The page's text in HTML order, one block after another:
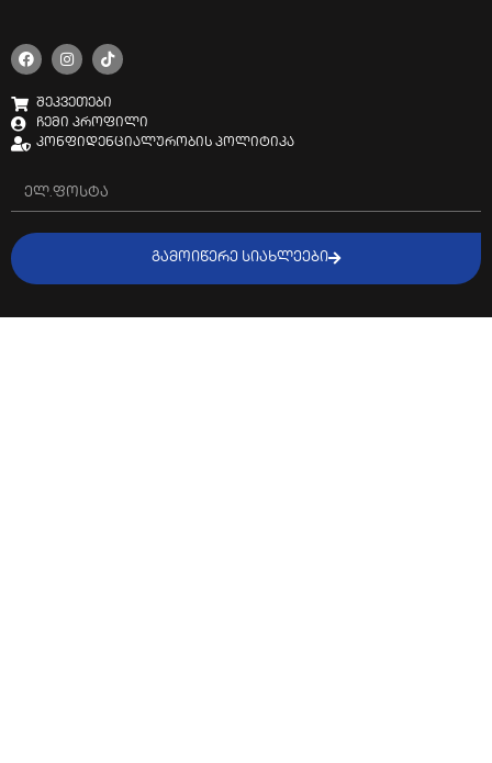
შეკვეთები
ჩემი პროფილი
კონფიდენციალურობის პოლიტიკა
ᲒᲐᲛᲝᲘᲬᲔᲠᲔ ᲡᲘᲐᲮᲚᲔᲔᲑᲘ